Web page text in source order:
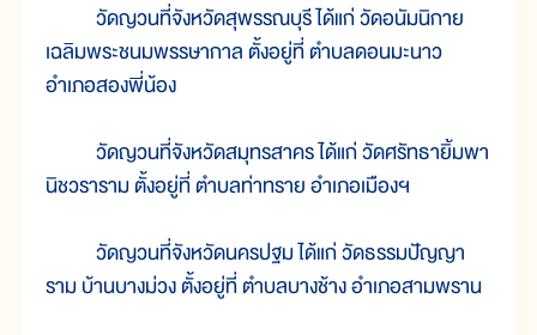
วัดญวนที่จังหวัดสุพรรณบุรี ได้แก่ วัดอนัมนิกาย
เฉลิมพระชนมพรรษากาล ตั้งอยู่ที่ ตำบลดอนมะนาว
อำเภอสองพี่น้อง
วัดญวนที่จังหวัดสมุทรสาคร ได้แก่ วัดศรัทธายิ้มพา
นิชวราราม ตั้งอยู่ที่ ตำบลท่าทราย อำเภอเมืองฯ
วัดญวนที่จังหวัดนครปฐม ได้แก่ วัดธรรมปัญญา
ราม บ้านบางม่วง ตั้งอยู่ที่ ตำบลบางช้าง อำเภอสามพราน